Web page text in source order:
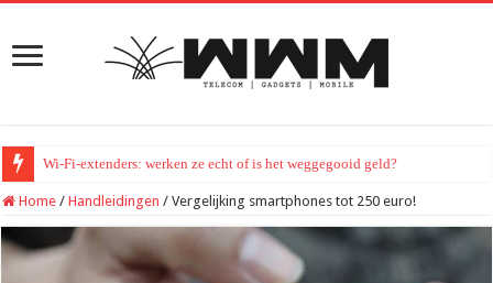
Wi-Fi-extenders: werken ze echt of is het weggegooid geld?
Home / Handleidingen / Vergelijking smartphones tot 250 euro!